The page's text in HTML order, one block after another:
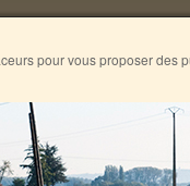
pour vous proposer des